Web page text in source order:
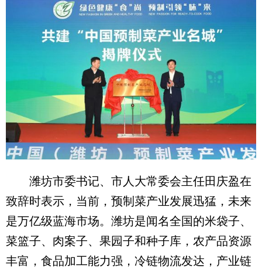
潍坊市委书记、市人大常委会主任田庆盈在
致辞时表示，当前，预制菜产业发展迅猛，未来
是万亿级蓝海市场。潍坊是闻名全国的米袋子、
菜篮子、肉案子、果园子和种子库，农产品资源
丰富，食品加工能力强，冷链物流发达，产业链